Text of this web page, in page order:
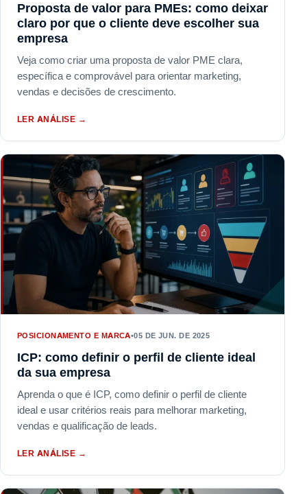
Proposta de valor para PMEs: como deixar
claro por que o cliente deve escolher sua
empresa
Veja como criar uma proposta de valor PME clara,
específica e comprovável para orientar marketing,
vendas e decisões de crescimento.
LER ANÁLISE →
POSICIONAMENTO E MARCA•05 DE JUN. DE 2025
ICP: como definir o perfil de cliente ideal
da sua empresa
Aprenda o que é ICP, como definir o perfil de cliente
ideal e usar critérios reais para melhorar marketing,
vendas e qualificação de leads.
LER ANÁLISE →